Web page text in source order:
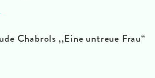
Chabrols ,,Eine untreue Frau“